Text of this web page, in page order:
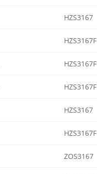
HZS3167
HZS3167F
HZS3167F
HZS3167F
HZS3167
HZS3167F
ZOS3167